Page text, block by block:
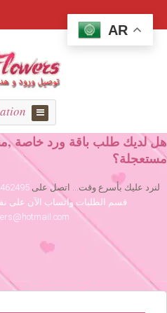
هل لديك طلب باقة ورد خاصة
مستعجلة؟
لنرد عليك بأسرع وقت... اتصل على
قسم الطلبات واتساب الآن على
AR